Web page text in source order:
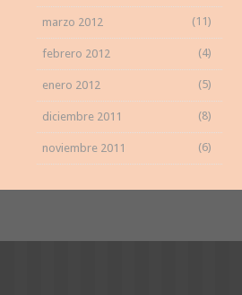
marzo 2012 (11)
febrero 2012 (4)
enero 2012 (5)
diciembre 2011 (8)
noviembre 2011 (6)